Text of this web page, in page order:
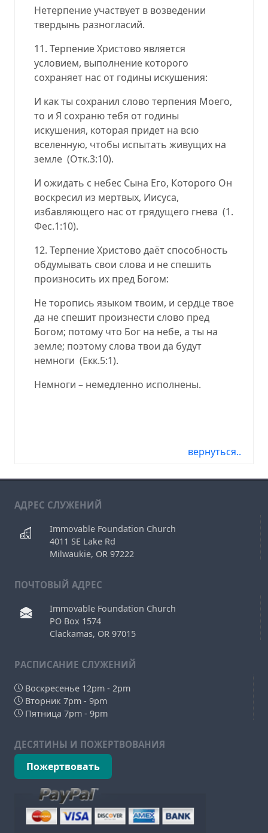
Нетерпение участвует в возведении
твердынь разногласий.
11. Терпение Христово является
условием, выполнение которого
сохраняет нас от годины искушения:
И как ты сохранил слово терпения Моего,
то и Я сохраню тебя от годины
искушения, которая придет на всю
вселенную, чтобы испытать живущих на
земле (Отк.3:10).
И ожидать с небес Сына Его, Которого Он
воскресил из мертвых, Иисуса,
избавляющего нас от грядущего гнева (1.
Фес.1:10).
12. Терпение Христово даёт способность
обдумывать свои слова и не спешить
произносить их пред Богом:
Не торопись языком твоим, и сердце твое
да не спешит произнести слово пред
Богом; потому что Бог на небе, а ты на
земле; поэтому слова твои да будут
немноги (Екк.5:1).
Немноги – немедленно исполнены.
вернуться..
АДРЕС СЛУЖЕНИЙ
Immovable Foundation Church
4011 SE Lake Rd
Milwaukie, OR 97222
ПОЧТОВЫЙ АДРЕС
Immovable Foundation Church
PO Box 1574
Clackamas, OR 97015
РAСПИСАНИЕ СЛУЖЕНИЙ
Воскресенье 12pm - 2pm
Вторник 7pm - 9pm
Пятница 7pm - 9pm
ДЕСЯТИНЫ И ПОЖЕРТВОВАНИЯ
Пожертвовать